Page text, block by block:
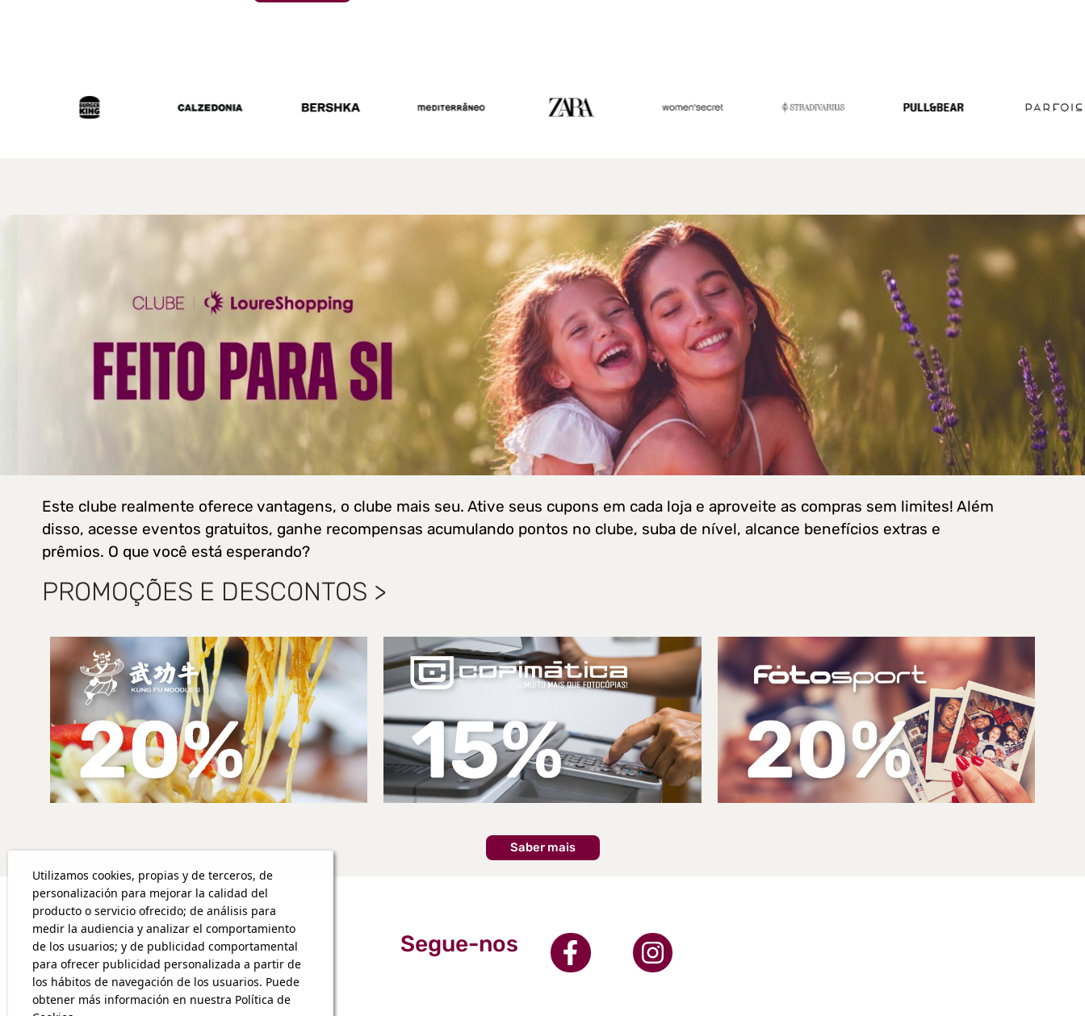
Este clube realmente oferece vantagens, o clube mais seu. Ative seus cupons em cada loja e aproveite as compras sem limites! Além
disso, acesse eventos gratuitos, ganhe recompensas acumulando pontos no clube, suba de nível, alcance benefícios extras e
prêmios. O que você está esperando?
PROMOÇÕES E DESCONTOS >
Saber mais
Segue-nos
Utilizamos cookies, propias y de terceros, de
personalización para mejorar la calidad del
producto o servicio ofrecido; de análisis para
medir la audiencia y analizar el comportamiento
de los usuarios; y de publicidad comportamental
para ofrecer publicidad personalizada a partir de
los hábitos de navegación de los usuarios. Puede
obtener más información en nuestra Política de